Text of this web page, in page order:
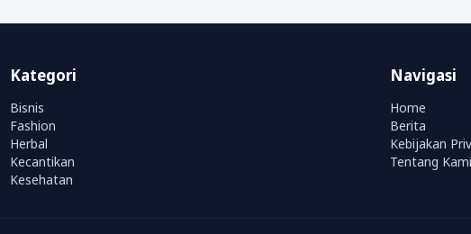
Kategori
Bisnis
Fashion
Herbal
Kecantikan
Kesehatan
Navigasi
Home
Berita
Kebijakan
Tentang Kami